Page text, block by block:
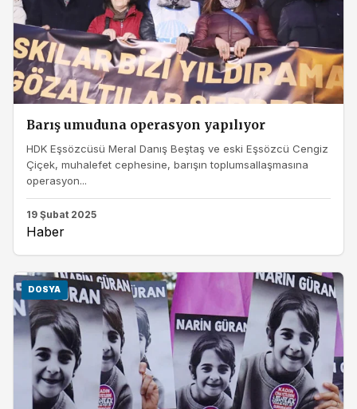
Barış umuduna operasyon yapılıyor
HDK Eşsözcüsü Meral Danış Beştaş ve eski Eşsözcü Cengiz
Çiçek, muhalefet cephesine, barışın toplumsallaşmasına
operasyon...
19 Şubat 2025
Haber
DOSYA